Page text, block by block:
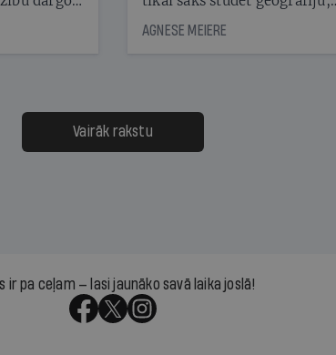
taču
trīs dienas
bet viņa sacītajam jau uzticas
uzcītīga darba, mammas
atbalsts un drosme turpināt
meteovērojumus arī tad, kad
AGNESE MEIERE
Vairāk rakstu
ir pa ceļam — lasi jaunāko savā laika joslā!